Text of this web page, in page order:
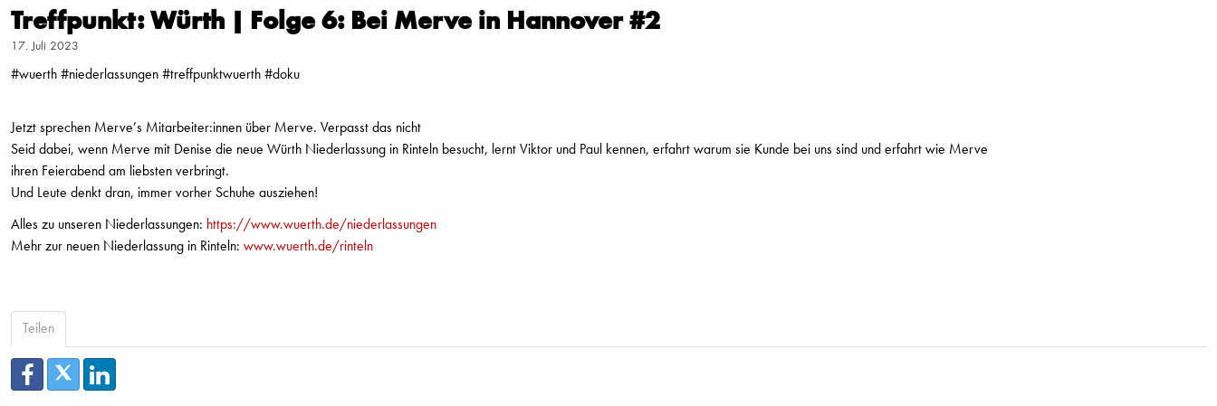
Treffpunkt: Würth | Folge 6: Bei Merve in Hannover #2
17. Juli 2023
#wuerth #niederlassungen #treffpunktwuerth #doku
Jetzt sprechen Merve’s Mitarbeiter:innen über Merve. Verpasst das nicht
Seid dabei, wenn Merve mit Denise die neue Würth Niederlassung in Rinteln besucht, lernt Viktor und Paul kennen, erfahrt warum sie Kunde bei uns sind und erfahrt wie Merve
ihren Feierabend am liebsten verbringt.
Und Leute denkt dran, immer vorher Schuhe ausziehen!
Alles zu unseren Niederlassungen: https://www.wuerth.de/niederlassungen
Mehr zur neuen Niederlassung in Rinteln: www.wuerth.de/rinteln
Teilen